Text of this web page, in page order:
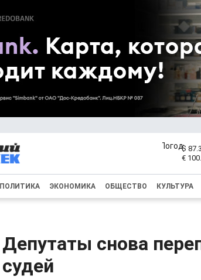
$
€
ПОЛИТИКА ЭКОНОМИКА ОБЩЕСТВО КУЛЬТУРА
Депутаты снова
судей